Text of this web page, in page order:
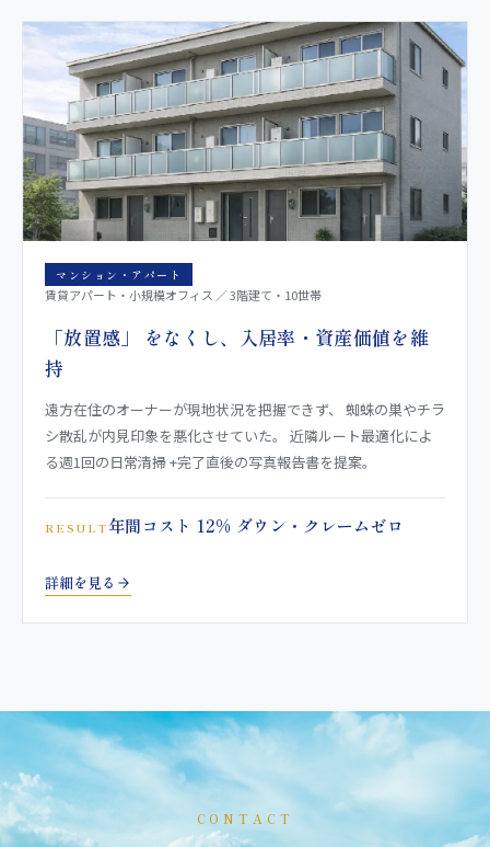
マンション・アパート
賃貸アパート・小規模オフィス ／ 3階建て・10世帯
「放置感」 をなくし、入居率・資産価値を維
持
遠方在住のオーナーが現地状況を把握できず、 蜘蛛の巣やチラ
シ散乱が内見印象を悪化させていた。 近隣ルート最適化によ
る週1回の日常清掃 +完了直後の写真報告書を提案。
RESULT 年間コスト 12% ダウン・クレームゼロ
詳細を見る
CONTACT